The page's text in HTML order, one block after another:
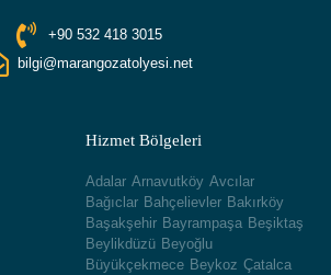
+90 532 418 3015
bilgi@marangozatolyesi.net
Hizmet Bölgeleri
Adalar Arnavutköy Avcılar
Bağıclar Bahçelievler Bakırköy
Başakşehir Bayrampaşa Beşiktaş
Beylikdüzü Beyoğlu
Büyükçekmece Beykoz Çatalca